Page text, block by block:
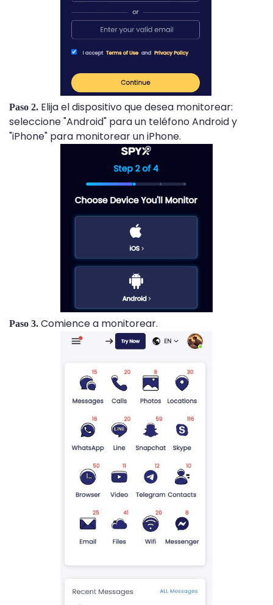
Paso 2. Elija el dispositivo que desea monitorear:
seleccione "Android" para un teléfono Android y
"iPhone" para monitorear un iPhone.
Paso 3. Comience a monitorear.